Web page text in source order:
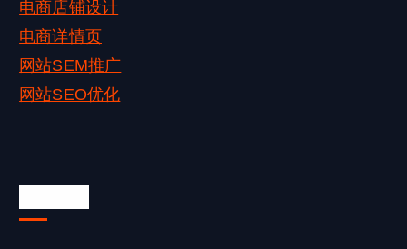
电商店铺设计
电商详情页
网站SEM推广
网站SEO优化